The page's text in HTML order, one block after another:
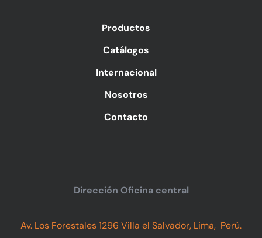
Productos
Catálogos
Internacional
Nosotros
Contacto
Dirección Oficina central
Av. Los Forestales 1296 Villa el Salvador, Lima, Perú.